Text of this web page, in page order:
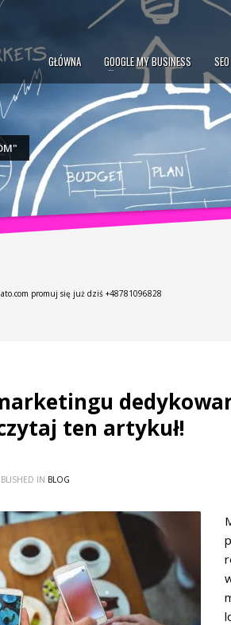
GŁÓWNA GOOGLE MY BUSINESS SEO
promuj się już dziś +48781096828
marketingu
ten artykuł!
IN BLOG